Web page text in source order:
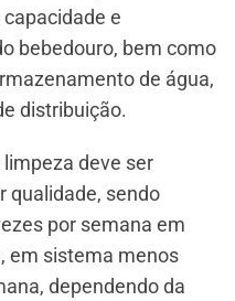
e
bebedouro, bem como
de água,
distribuição.
limpeza deve ser
qualidade, sendo
por semana em
em sistema menos
dependendo da